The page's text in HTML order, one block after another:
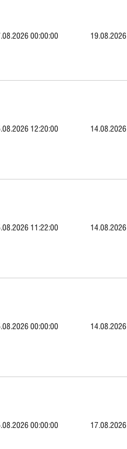
00:00:00 19.08.2026
12:20:00 14.08.2026
11:22:00 14.08.2026
00:00:00 14.08.2026
00:00:00 17.08.2026